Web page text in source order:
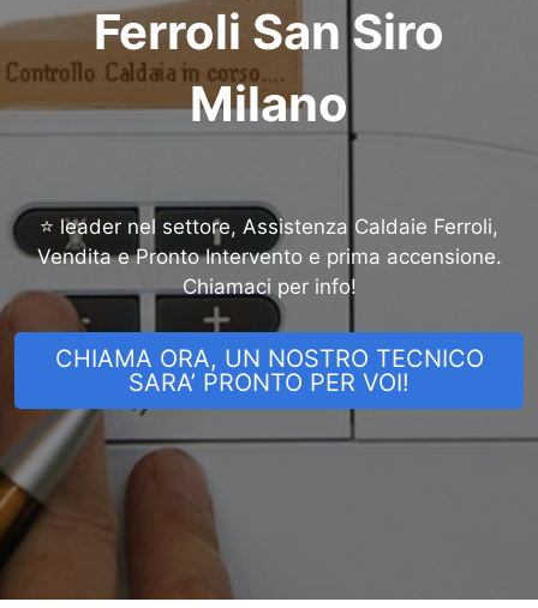
Ferroli San Siro
Milano
⭐ leader nel settore, Assistenza Caldaie Ferroli,
Vendita e Pronto Intervento e prima accensione.
Chiamaci per info!
CHIAMA ORA, UN NOSTRO TECNICO
SARA’ PRONTO PER VOI!